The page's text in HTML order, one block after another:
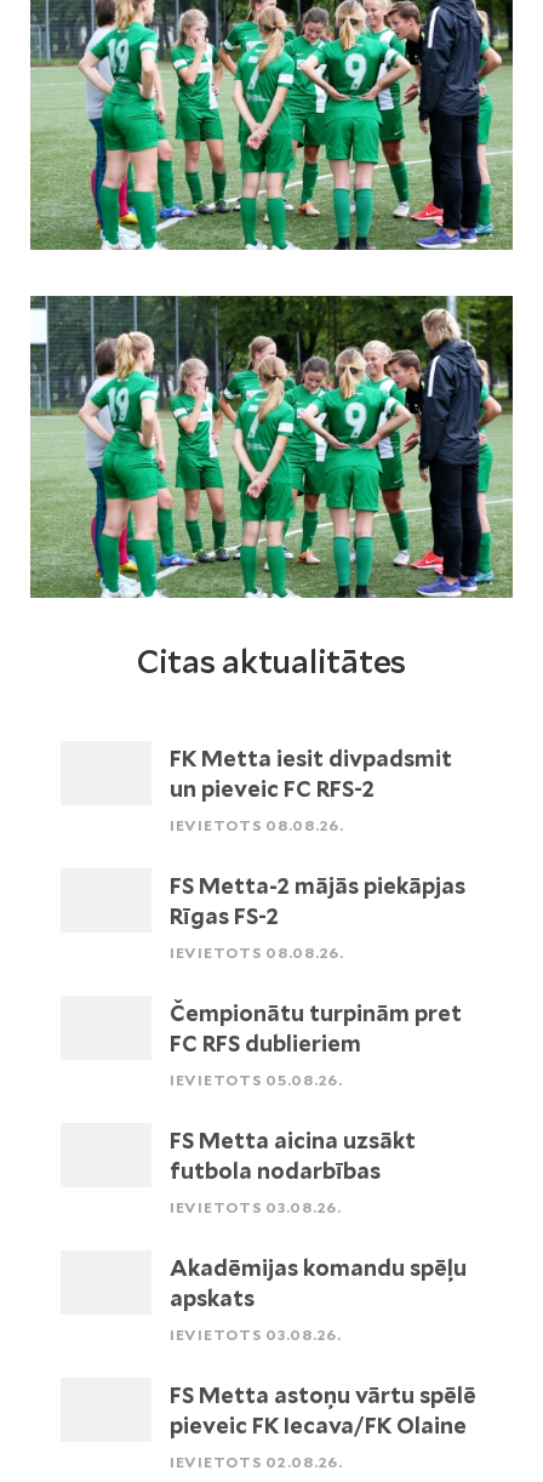
Citas aktualitātes
FK Metta iesit divpadsmit
un pieveic FC RFS-2
IEVIETOTS 08.08.26.
FS Metta-2 mājās piekāpjas
Rīgas FS-2
IEVIETOTS 08.08.26.
Čempionātu turpinām pret
FC RFS dublieriem
IEVIETOTS 05.08.26.
FS Metta aicina uzsākt
futbola nodarbības
IEVIETOTS 03.08.26.
Akadēmijas komandu spēļu
apskats
IEVIETOTS 03.08.26.
FS Metta astoņu vārtu spēlē
pieveic FK Iecava/FK Olaine
IEVIETOTS 02.08.26.